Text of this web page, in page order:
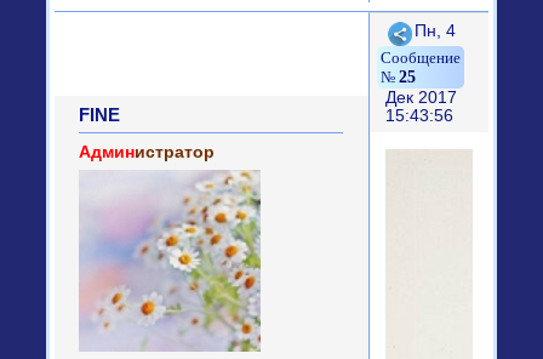
Поделиться
25
Пн, 4
Дек 2017
15:43:56
FINE
Администратор